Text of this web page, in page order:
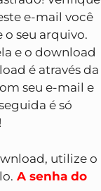
e-mail você
seu arquivo.
e o download
é através da
seu e-mail e
é só
utilize o
A senha do